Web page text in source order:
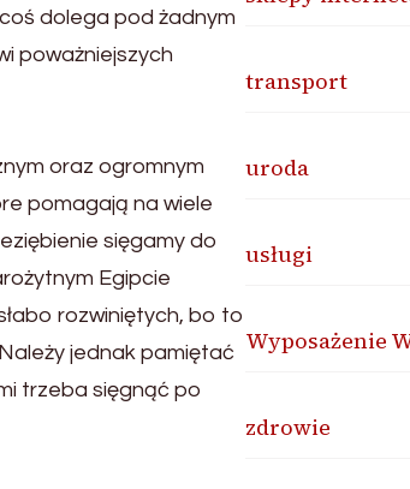
dolega pod żadnym
poważniejszych
oraz ogromnym
pomagają na wiele
sięgamy do
Egipcie
rozwiniętych, bo to
jednak pamiętać
trzeba sięgnąć po
transport
uroda
usługi
Wyposażenie
zdrowie